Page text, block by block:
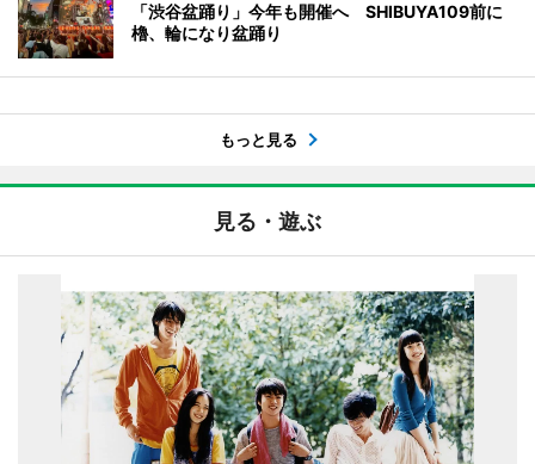
「渋谷盆踊り」今年も開催へ SHIBUYA109前に
櫓、輪になり盆踊り
もっと見る
見る・遊ぶ